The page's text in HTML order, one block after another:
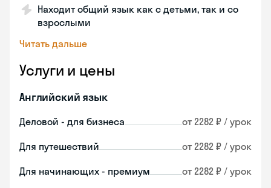
Находит общий язык как с детьми, так и со
взрослыми
Читать дальше
Услуги и цены
Английский язык
Деловой - для бизнеса от 2282 ₽ / урок
Для путешествий от 2282 ₽ / урок
Для начинающих - премиум от 2282 ₽ / урок